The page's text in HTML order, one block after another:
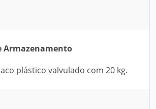
Armazenamento
plástico valvulado com 20 kg.